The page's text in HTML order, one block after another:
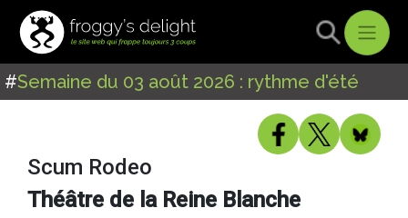
#Semaine du 03 août 2026 : rythme d'été
Scum Rodeo
Théâtre de la Reine Blanche